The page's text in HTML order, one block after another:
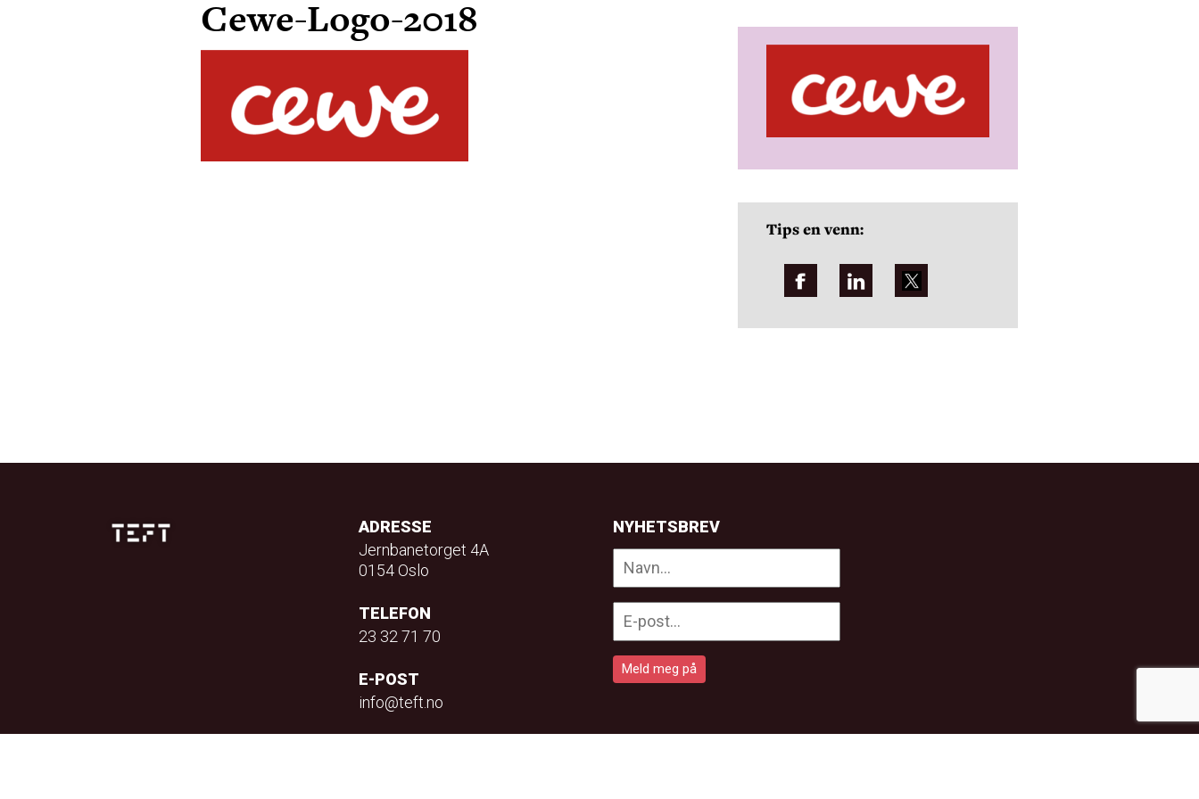
Cewe-Logo-2018
Tips en venn:
ADRESSE
Jernbanetorget 4A
0154 Oslo
TELEFON
23 32 71 70
E-POST
info@teft.no
NYHETSBREV